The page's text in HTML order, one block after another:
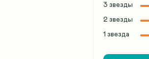
3 звезды
2 звезды
1 звезда